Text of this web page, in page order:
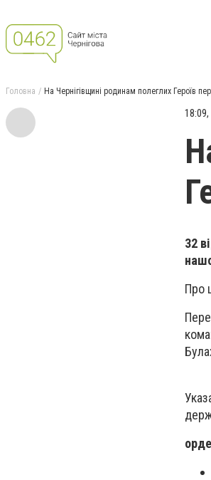
Головна На Чернігівщині родинам полеглих Героїв
18:09,
32
Про